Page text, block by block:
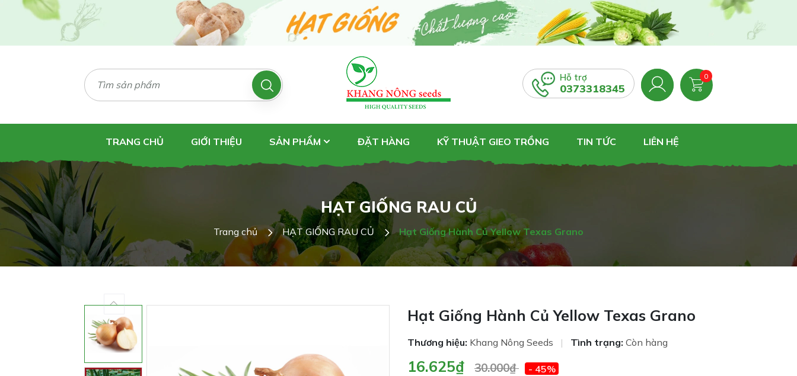
Hỗ trợ
0373318345
0
TRANG CHỦ GIỚI THIỆU SẢN PHẨM ĐẶT HÀNG KỸ THUẬT GIEO TRỒNG TIN TỨC LIÊN HỆ
HẠT GIỐNG RAU CỦ
Trang chủ HẠT GIỐNG RAU CỦ Hạt Giống Hành Củ Yellow Texas Grano
Hạt Giống Hành Củ Yellow Texas Grano
Thương hiệu: Khang Nông Seeds | Tình trạng: Còn hàng
16.625₫ 30.000₫ - 45%